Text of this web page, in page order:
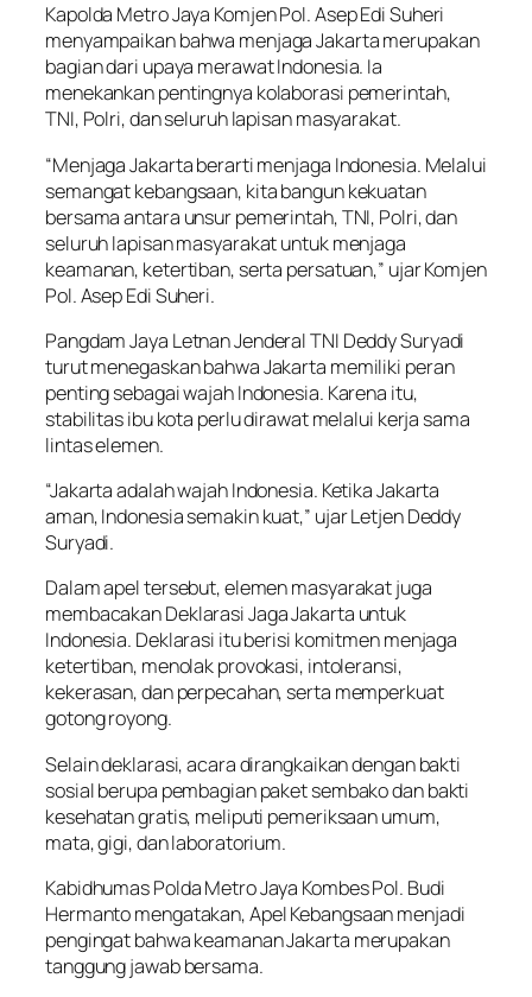
Kapolda Metro Jaya Komjen Pol. Asep Edi Suheri
menyampaikan bahwa menjaga Jakarta merupakan
bagian dari upaya merawat Indonesia. Ia
menekankan pentingnya kolaborasi pemerintah,
TNI, Polri, dan seluruh lapisan masyarakat.
“Menjaga Jakarta berarti menjaga Indonesia. Melalui
semangat kebangsaan, kita bangun kekuatan
bersama antara unsur pemerintah, TNI, Polri, dan
seluruh lapisan masyarakat untuk menjaga
keamanan, ketertiban, serta persatuan,” ujar Komjen
Pol. Asep Edi Suheri.
Pangdam Jaya Letnan Jenderal TNI Deddy Suryadi
turut menegaskan bahwa Jakarta memiliki peran
penting sebagai wajah Indonesia. Karena itu,
stabilitas ibu kota perlu dirawat melalui kerja sama
lintas elemen.
“Jakarta adalah wajah Indonesia. Ketika Jakarta
aman, Indonesia semakin kuat,” ujar Letjen Deddy
Suryadi.
Dalam apel tersebut, elemen masyarakat juga
membacakan Deklarasi Jaga Jakarta untuk
Indonesia. Deklarasi itu berisi komitmen menjaga
ketertiban, menolak provokasi, intoleransi,
kekerasan, dan perpecahan, serta memperkuat
gotong royong.
Selain deklarasi, acara dirangkaikan dengan bakti
sosial berupa pembagian paket sembako dan bakti
kesehatan gratis, meliputi pemeriksaan umum,
mata, gigi, dan laboratorium.
Kabidhumas Polda Metro Jaya Kombes Pol. Budi
Hermanto mengatakan, Apel Kebangsaan menjadi
pengingat bahwa keamanan Jakarta merupakan
tanggung jawab bersama.